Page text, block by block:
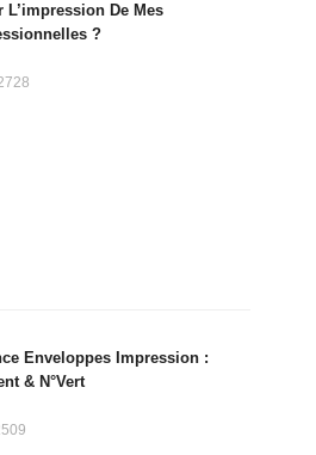
De Mes
?
Enveloppes Impression :
& N°Vert